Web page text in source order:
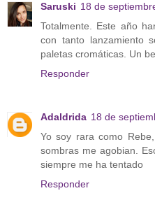
Saruski 18 de
Totalmente. Este año
con tanto lanzamiento
paletas cromáticas. Un
Responder
Adaldrida 18 de
Yo soy rara como
sombras me agobian.
siempre me ha tentado
Responder